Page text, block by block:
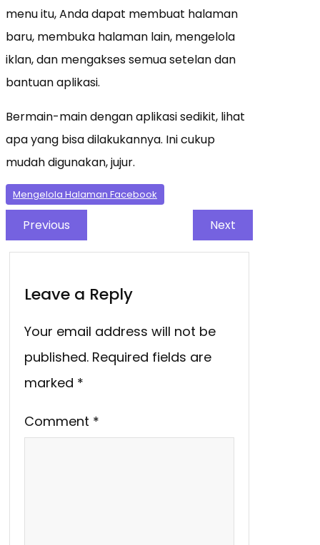
menu itu, Anda dapat membuat halaman
baru, membuka halaman lain, mengelola
iklan, dan mengakses semua setelan dan
bantuan aplikasi.
Bermain-main dengan aplikasi sedikit, lihat
apa yang bisa dilakukannya. Ini cukup
mudah digunakan, jujur.
Mengelola Halaman Facebook
Previous Next
Leave a Reply
Your email address will not be
published. Required fields are
marked *
Comment *